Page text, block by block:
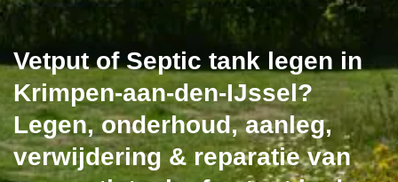
Vetput of Septic tank legen in
Krimpen-aan-den-IJssel?
Legen, onderhoud, aanleg,
verwijdering & reparatie van